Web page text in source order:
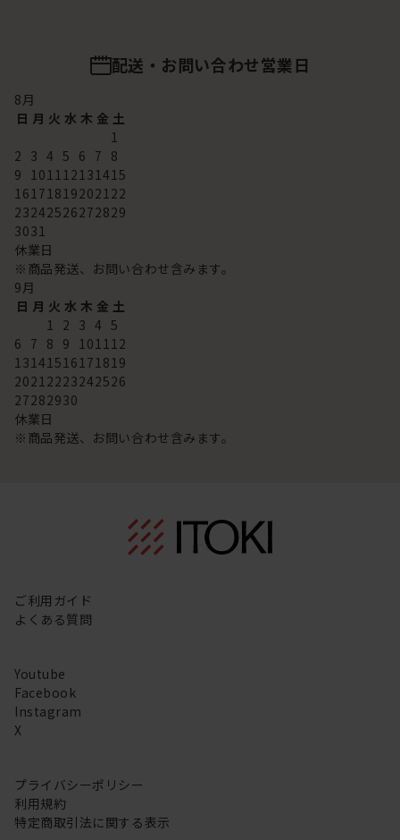
配送・お問い合わせ営業日
8月
日 月 火 水 木 金 土
1
2 3 4 5 6 7 8
9 101112131415
16171819202122
23242526272829
3031
休業日
※商品発送、お問い合わせ含みます。
9月
日 月 火 水 木 金 土
1 2 3 4 5
6 7 8 9 101112
13141516171819
20212223242526
27282930
休業日
※商品発送、お問い合わせ含みます。
ご利用ガイド
よくある質問
Youtube
Facebook
Instagram
X
プライバシーポリシー
利用規約
特定商取引法に関する表示